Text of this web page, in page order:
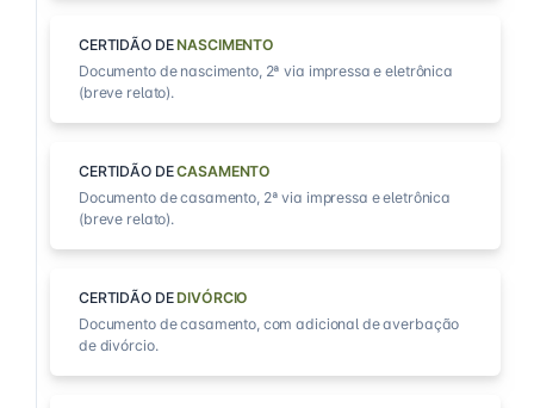
CERTIDÃO DENASCIMENTO
Documento de nascimento, 2ª via impressa e eletrônica
(breve relato).
CERTIDÃO DECASAMENTO
Documento de casamento, 2ª via impressa e eletrônica
(breve relato).
CERTIDÃO DEDIVÓRCIO
Documento de casamento, com adicional de averbação
de divórcio.